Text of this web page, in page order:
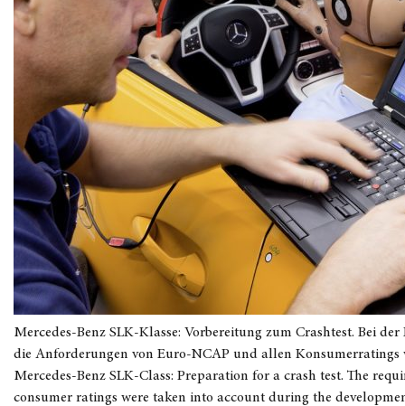
Mercedes-Benz SLK-Klasse: Vorbereitung zum Crashtest. Bei
die Anforderungen von Euro-NCAP und allen Konsumerratings
Mercedes-Benz SLK-Class: Preparation for a crash test. The
consumer ratings were taken into account during the